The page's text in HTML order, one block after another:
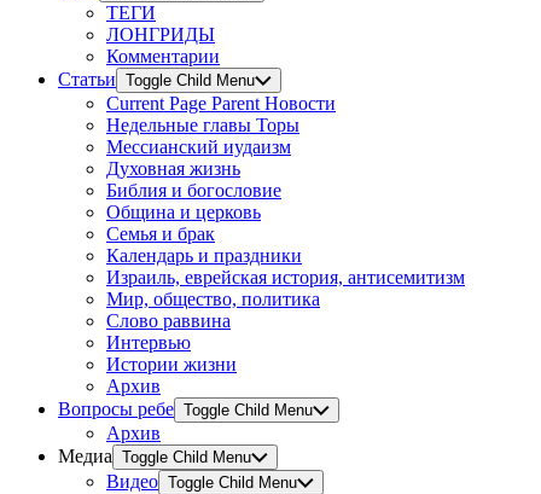
ТЕГИ
ЛОНГРИДЫ
Комментарии
Статьи Toggle Child Menu
Current Page Parent Новости
Недельные главы Торы
Мессианский иудаизм
Духовная жизнь
Библия и богословие
Община и церковь
Семья и брак
Календарь и праздники
Израиль, еврейская история, антисемитизм
Мир, общество, политика
Слово раввина
Интервью
Истории жизни
Архив
Вопросы ребе Toggle Child Menu
Архив
Медиа Toggle Child Menu
Видео Toggle Child Menu